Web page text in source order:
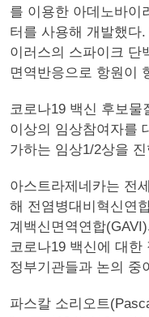
를 이용한 아데노바이
터를 사용해 개발했다
이러스의 스파이크 단
면역반응으로 항원이
코로나19 백신 후보물
이상의 임상참여자를
가하는 임상1/2상을
아스트라제네카는 전
해 전염병대비혁신연
계백신면역연합
코로나19 백신에 대한
정부기관들과 논의 중
파스칼 소리오트